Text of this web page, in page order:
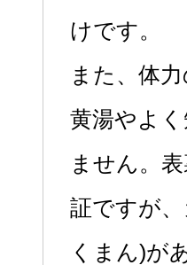
けです。
また、体
黄湯やよ
ません。
証ですが
くまん)が